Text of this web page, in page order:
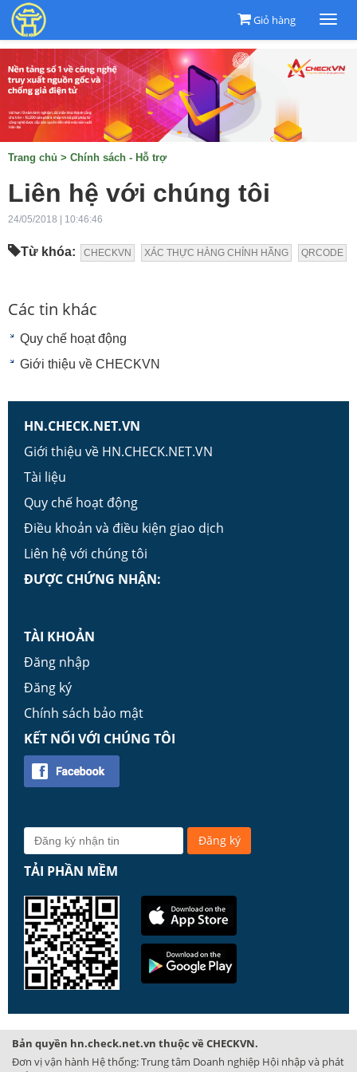
Giỏ hàng
Trang chủ > Chính sách - Hỗ trợ
Liên hệ với chúng tôi
24/05/2018 | 10:46:46
Từ khóa: CHECKVN XÁC THỰC HÀNG CHÍNH HÃNG QRCODE
Các tin khác
Quy chế hoạt động
Giới thiệu về CHECKVN
HN.CHECK.NET.VN
Giới thiệu về HN.CHECK.NET.VN
Tài liệu
Quy chế hoạt động
Điều khoản và điều kiện giao dịch
Liên hệ với chúng tôi
ĐƯỢC CHỨNG NHẬN:
TÀI KHOẢN
Đăng nhập
Đăng ký
Chính sách bảo mật
KẾT NỐI VỚI CHÚNG TÔI
TẢI PHẦN MỀM
Bản quyền hn.check.net.vn thuộc về CHECKVN.
Đơn vị vận hành Hệ thống: Trung tâm Doanh nghiệp Hội nhập và phát